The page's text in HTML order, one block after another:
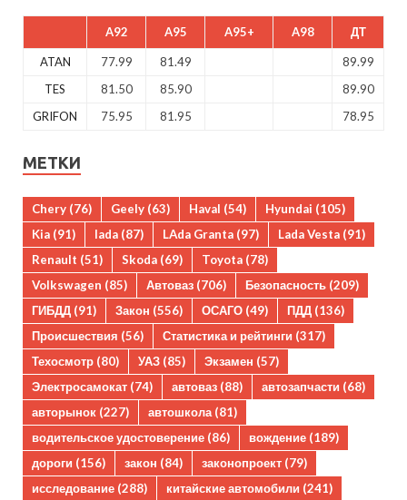
A92 A95 A95+ A98 ДТ
ATAN 77.99 81.49
89.99
TES
81.50 85.90
89.90
GRIFON
75.95 81.95 78.95
МЕТКИ
Chery (76) Geely (63) Haval (54) Hyundai (105)
Kia (91) lada (87) LAda Granta (97) Lada Vesta (91)
Renault (51) Skoda (69) Toyota (78)
Volkswagen (85) Автоваз (706) Безопасность (209)
ГИБДД (91) Закон (556) ОСАГО (49) ПДД (136)
Происшествия (56) Статистика и рейтинги (317)
Техосмотр (80) УАЗ (85) Экзамен (57)
Электросамокат (74) автоваз (88) автозапчасти (68)
авторынок (227) автошкола(81)
водительское удостоверение (86) вождение (189)
дороги (156) закон (84) законопроект (79)
исследование (288) китайские автомобили (241)